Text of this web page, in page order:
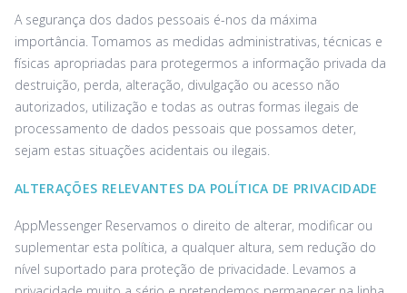
A segurança dos dados pessoais é-nos da máxima
importância. Tomamos as medidas administrativas, técnicas e
físicas apropriadas para protegermos a informação privada da
destruição, perda, alteração, divulgação ou acesso não
autorizados, utilização e todas as outras formas ilegais de
processamento de dados pessoais que possamos deter,
sejam estas situações acidentais ou ilegais.
ALTERAÇÕES RELEVANTES DA POLÍTICA DE PRIVACIDADE
AppMessenger Reservamos o direito de alterar, modificar ou
suplementar esta política, a qualquer altura, sem redução do
nível suportado para proteção de privacidade. Levamos a